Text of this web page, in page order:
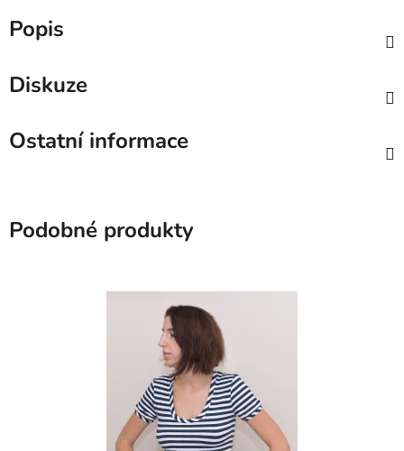
Popis
Diskuze
Ostatní informace
Podobné produkty